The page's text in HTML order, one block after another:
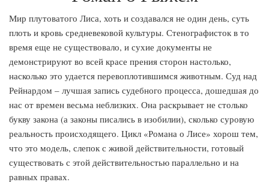
Мир плутоватого Лиса, хоть и создавался не один день, суть
плоть и кровь средневековой культуры. Стенографисток в то
время еще не существовало, и сухие документы не
демонстрируют во всей красе прения сторон настолько,
насколько это удается перевоплотившимся животным. Суд над
Рейнардом – лучшая запись судебного процесса, дошедшая до
нас от времен весьма неблизких. Она раскрывает не столько
букву закона (а законы писались в изобилии), сколько суровую
реальность происходящего. Цикл «Романа о Лисе» хорош тем,
что это модель, слепок с живой действительности, готовый
существовать с этой действительностью параллельно и на
равных правах.